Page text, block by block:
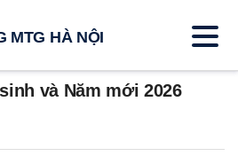
và Năm mới 2026
MTG HÀ NỘI